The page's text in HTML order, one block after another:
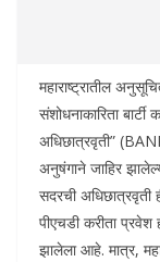
महाराष्ट्रातील
संशोधनाकारिता
अधिछात्रवृती”
अनुषंगाने जाहिर
सदरची अधिछात्रवृती
पीएचडी करीता प्रवेश
झालेला आहे. मात्र,